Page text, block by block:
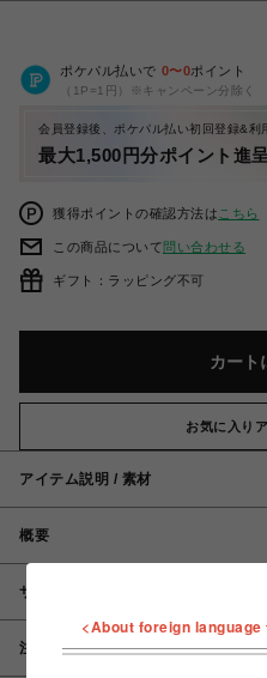
ポケパル払いで 0〜0ポイント
（1P=1円）※キャンペーン分除く
会員登録後、ポケパル払い初回登録&利
最大1,500円分ポイント進呈
獲得ポイントの確認方法は こちら
この商品について問い合わせる
ギフト：ラッピング不可
カート
お気に入り
アイテム説明 / 素材
概要
サイズ
注意事項
<About foreign